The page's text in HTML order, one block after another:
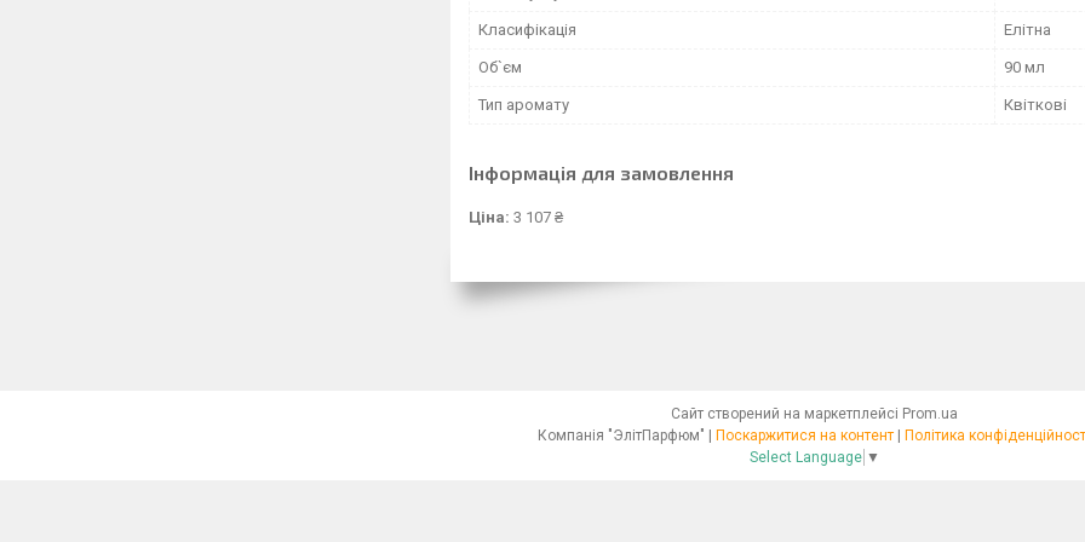
Класифікація Елітна
Об`єм 90 мл
Тип аромату Квіткові
Інформація для замовлення
Ціна: 3 107 ₴
Сайт створений на маркетплейсі Prom.ua
Компанія "ЭлітПарфюм" | Поскаржитися на контент | Політика
Select Language ▼